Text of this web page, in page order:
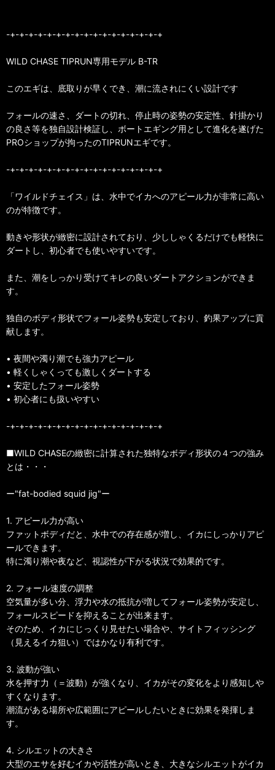
-+-+-+-+-+-+-+-+-+-+-+-+-+-+-+-+-+
WILD CHASE TIPRUN専用モデル B-TR
このエギは、底取りが早くでき、潮に流されにくい設計です
フォールの速さ、ダートの切れ、停止時の姿勢の安定性、針掛かり
の良さ等を独自設計検証し、ボートエギング用として進化を遂げた
PROショップが拘ったのTIPRUNエギです。
-+-+-+-+-+-+-+-+-+-+-+-+-+-+-+-+-+
「ワイルドチェイス」は、水中でイカへのアピール力が非常に高い
のが特徴です。
動きや形状が緻密に設計されており、少ししゃくるだけでも軽快に
ダートし、初心者でも使いやすいです。
また、潮をしっかり受けてキレの良いダートアクションができま
す。
独自のボディ形状でフォール姿勢も安定しており、釣果アップに貢
献します。
• 夜間や濁り潮でも強力アピール
• 軽くしゃくっても激しくダートする
• 安定したフォール姿勢
• 初心者にも扱いやすい
-+-+-+-+-+-+-+-+-+-+-+-+-+-+-+-+-+
■WILD CHASEの緻密に計算された独特なボディ形状の４つの強み
とは・・・
ー"fat-bodied squid jig"ー
1. アピール力が高い
ファットボディだと、水中での存在感が増し、イカにしっかりアピ
ールできます。
特に濁り潮や夜など、視認性が下がる状況で効果的です。
2. フォール速度の調整
空気量が多い分、浮力や水の抵抗が増してフォール姿勢が安定し、
フォールスピードを抑えることが出来ます。
そのため、イカにじっくり見せたい場合や、サイトフィッシング
（見えるイカ狙い）ではかなり有利です。
3. 波動が強い
水を押す力（＝波動）が強くなり、イカがその変化をより感知しや
すくなります。
潮流がある場所や広範囲にアピールしたいときに効果を発揮しま
す。
4. シルエットの大きさ
大型のエサを好むイカや活性が高いとき、大きなシルエットがイカ